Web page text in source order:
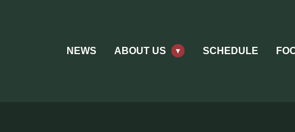
NEWS ABOUT US SCHEDULE